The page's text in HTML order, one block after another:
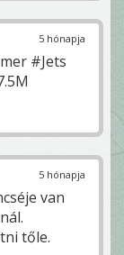
5 hónapja
#Jets
5 hónapja
van
tőle.